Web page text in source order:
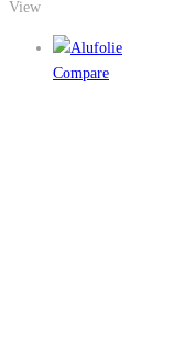
View
Compare